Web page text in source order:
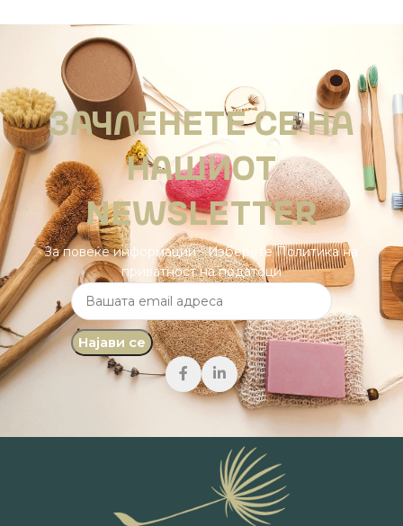
ЗАЧЛЕНЕТЕ СЕ НА
НАШИОТ
NEWSLETTER
За повеќе информации - Изберете Политика на
приватност на податоци